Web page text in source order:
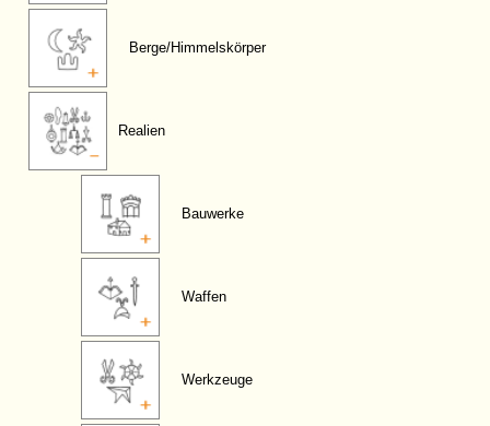
Berge/Himmelskörper
Realien
Bauwerke
Waffen
Werkzeuge